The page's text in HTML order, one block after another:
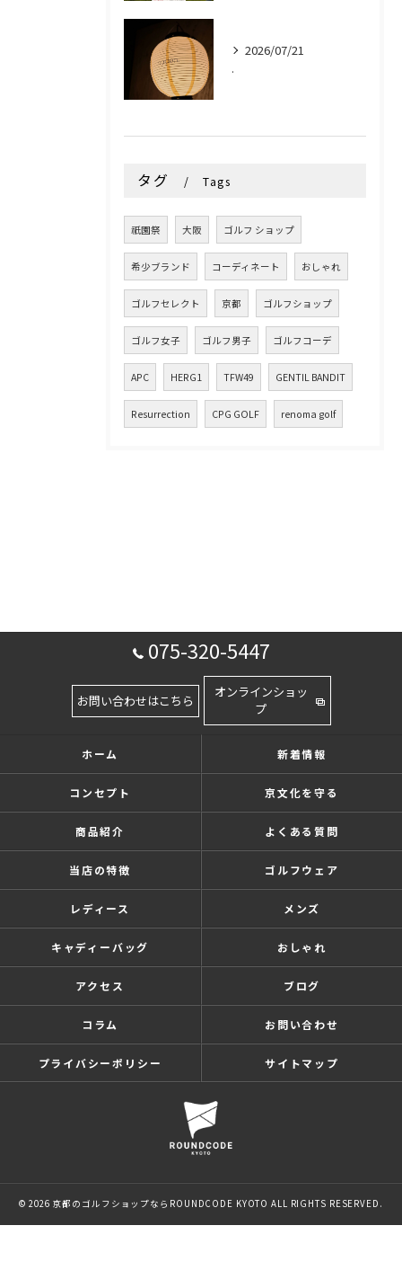
2026/07/21
.
タグ Tags
祇園祭 大阪 ゴルフ ショップ
希少ブランド コーディネート おしゃれ
ゴルフセレクト 京都 ゴルフショップ
ゴルフ女子 ゴルフ男子 ゴルフコーデ
APC HERG1 TFW49 GENTIL BANDIT
Resurrection CPG GOLF renoma golf
075-320-5447
お問い合わせはこちら
オンラインショッ
プ
ホーム 新着情報
コンセプト 京文化を守る
商品紹介 よくある質問
当店の特徴 ゴルフウェア
レディース メンズ
キャディーバッグ おしゃれ
アクセス ブログ
コラム お問い合わせ
プライバシーポリシー サイトマップ
© 2026 京都のゴルフショップならROUNDCODE KYOTO ALL RIGHTS RESERVED.